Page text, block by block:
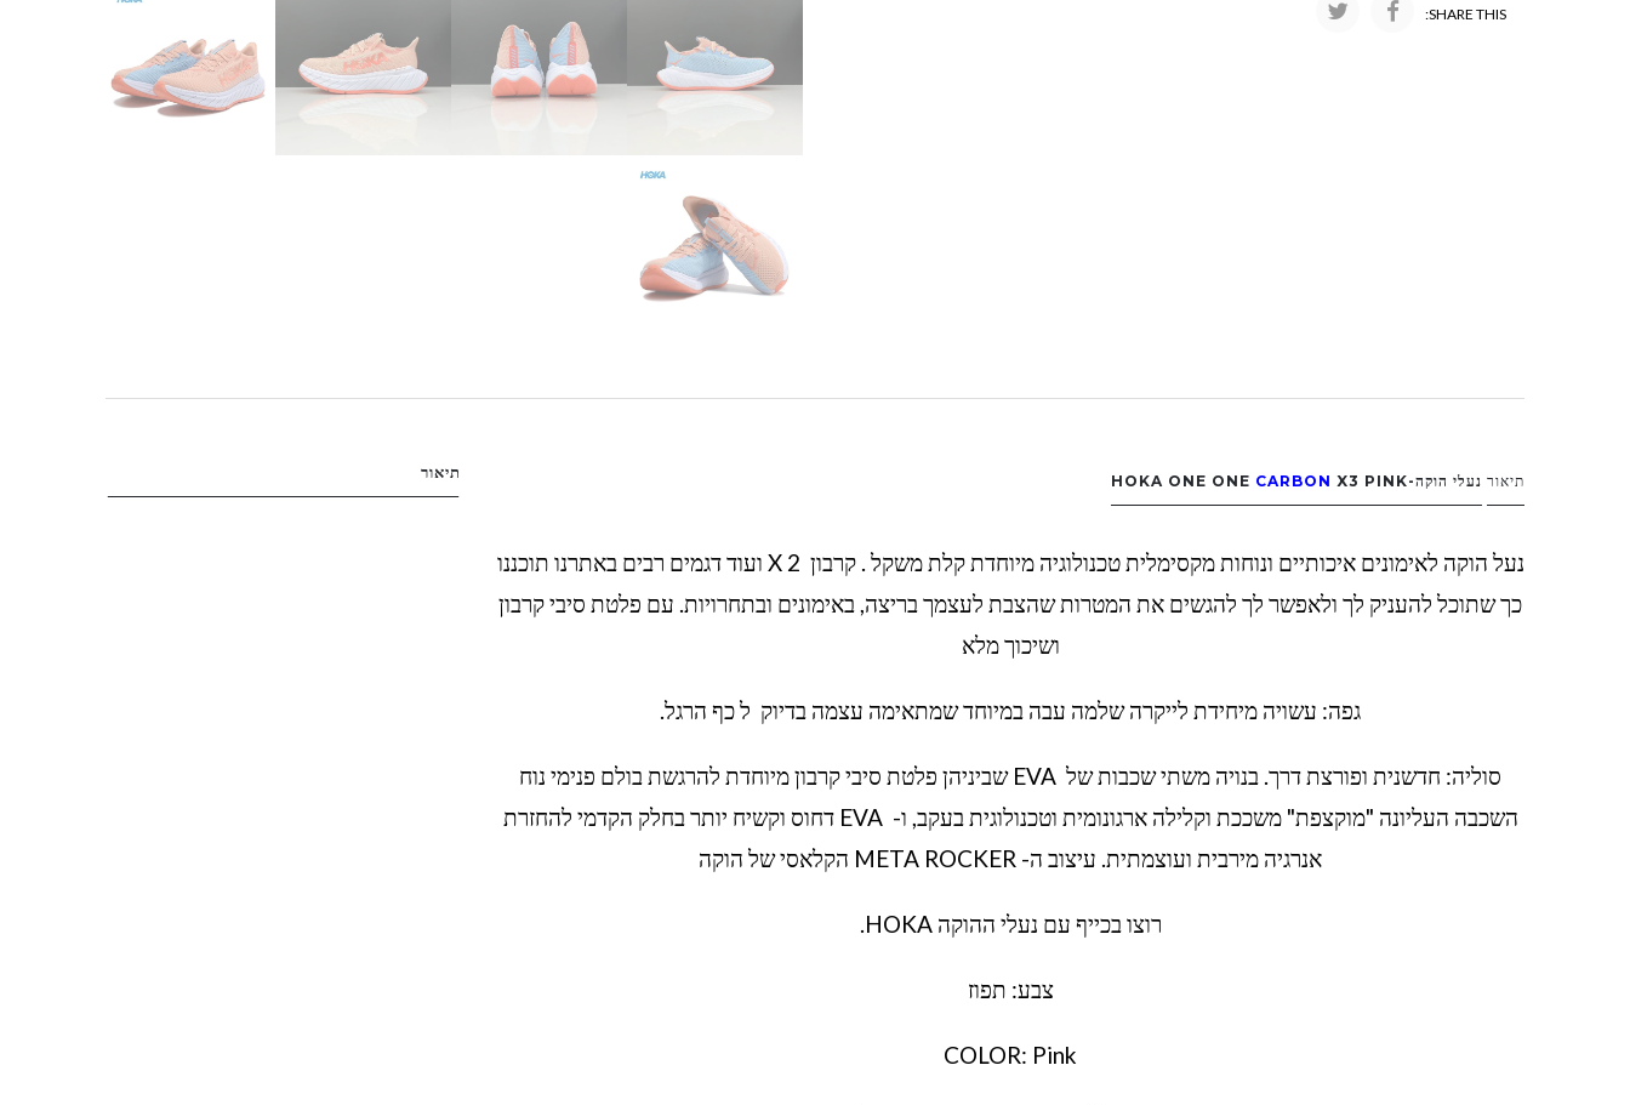
SHARE THIS:
תיאור תיאור נעלי הוקה-HOKA ONE ONE CARBON X3 PINK
נעל הוקה לאימונים איכותיים ונוחות מקסימלית טכנולוגיה מיוחדת קלת משקל . קרבון X 2 ועוד דגמים רבים באתרנו תוכננו
כך שתוכל להעניק לך ולאפשר לך להגשים את המטרות שהצבת לעצמך בריצה, באימונים ובתחרויות. עם פלטת סיבי קרבון
ושיכוך מלא
גפה: עשויה מיחידת לייקרה שלמה עבה במיוחד שמתאימה עצמה בדיוק ל כף הרגל.
סוליה: חדשנית ופורצת דרך. בנויה משתי שכבות של EVA שביניהן פלטת סיבי קרבון מיוחדת להרגשת בולם פנימי נוח
השכבה העליונה "מוקצפת" משככת וקלילה ארגונומית וטכנולוגית בעקב, ו- EVA דחוס וקשיח יותר בחלק הקדמי להחזרת
אנרגיה מירבית ועוצמתית. עיצוב ה- META ROCKER הקלאסי של הוקה
רוצו בכייף עם נעלי ההוקה HOKA.
צבע: תפוז
COLOR: Pink